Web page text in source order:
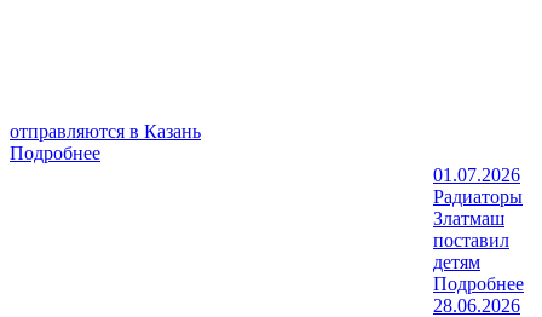
отправляются в Казань
Подробнее
01.07.2026
Радиаторы
Златмаш
поставил
детям
Подробнее
28.06.2026